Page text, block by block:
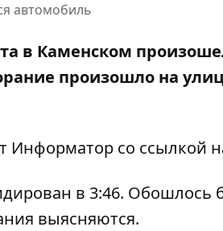
автомобиль
в Каменском
произошло на
Информатор со ссылкой
в 3:46. Обошлось
выясняются.